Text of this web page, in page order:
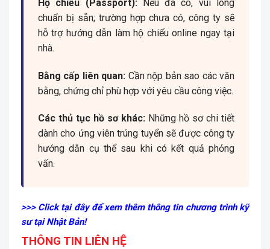
Hộ chiếu (Passport):Nếu đã có, vui lòng
chuẩn bị sẵn; trường hợp chưa có, công ty sẽ
hỗ trợ hướng dẫn làm hộ chiếu online ngay tại
nhà.
Bằng cấp liên quan: Cần nộp bản sao các văn
bằng, chứng chỉ phù hợp với yêu cầu công việc.
Các thủ tục hồ sơ khác: Những hồ sơ chi tiết
dành cho ứng viên trúng tuyển sẽ được công ty
hướng dẫn cụ thể sau khi có kết quả phỏng
vấn.
>>> Click tại đây để xem thêm thông tin chương trình kỹ
sư tại Nhật Bản!
THÔNG TIN LIÊN HỆ